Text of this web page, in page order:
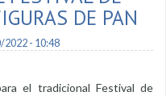
DE PAN
2022 - 10:48
el tradicional Festival de